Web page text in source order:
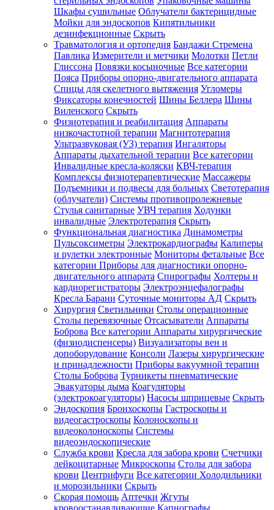
Шкафы сушильные Облучатели бактерицидные
Мойки для эндоскопов Кипятильники
дезинфекционные Скрыть
Травматология и ортопедия Бандажи Стремена
Павлика Измерители и метчики Молотки Петли
Глиссона Повязки косыночные Все категории
Пояса Приборы опорно-двигательного аппарата
Спицы для скелетного вытяжения Угломеры
Фиксаторы конечностей Шины Беллера Шины
Виленского Скрыть
Физиотерапия и реабилитация Аппараты
низкочастотной терапии Магнитотерапия
Ультразвуковая (УЗ) терапия Ингаляторы
Аппараты дыхательной терапии Все категории
Инвалидные кресла-коляски КВЧ-терапия
Комплексы физиотерапевтические Массажеры
Подъемники и подвесы для больных Светотерапия
(облучатели) Системы противопролежневые
Стулья санитарные УВЧ терапия Ходунки
инвалидные Электротерапия Скрыть
Функциональная диагностика Динамометры
Пульсоксиметры Электрокардиографы Калиперы
и рулетки электронные Мониторы фетальные Все
категории Приборы для диагностики опорно-
двигательного аппарата Спирографы Холтеры и
кардиорегистраторы Электроэнцефалографы
Кресла Барани Суточные мониторы АД Скрыть
Хирургия Светильники Столы операционные
Столы перевязочные Отсасыватели Аппараты
Боброва Все категории Аппараты хирургические
(физиодиспенсеры) Визуализаторы вен и
допоборудование Консоли Лазеры хирургические
и принадлежности Приборы вакуумной терапии
Столы Боброва Турникеты пневматические
Эвакуаторы дыма Коагуляторы
(электрокоагуляторы) Насосы шприцевые Скрыть
Эндоскопия Бронхоскопы Гастроскопы и
видеогастроскопы Колоноскопы и
видеоколоноскопы Системы
видеоэндоскопические
Служба крови Кресла для забора крови Счетчики
лейкоцитарные Микроскопы Столы для забора
крови Центрифуги Все категории Холодильники
и морозильники Скрыть
Скорая помощь Аптечки Жгуты
кровоостанавливающие Капнографы